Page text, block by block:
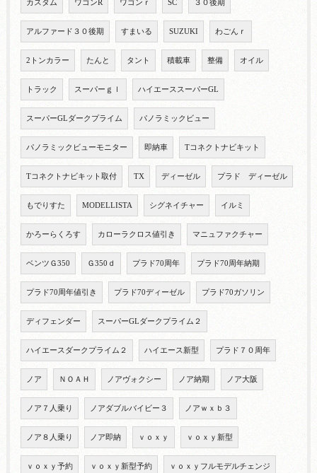
カスタム ワゴンR ワゴンｒ SC ３０後期
アルファード３０後期 すまいる SUZUKI わごんｒ
2トンカラー たんと タント 積載車 整備 オイル
トラック スーパーｇｌ ハイエーススーパーGL
スーパーGLダークプライム パノラミックビュー
パノラミックビューモニター 即納車 Tコネクトナビキット
Tコネクトナビキット取付 TX ディーゼル プラド ディーゼル
もでりすた MODELLISTA シグネイチャー イルミ
かろーらくろす カローラクロス値引き マニュファクチャー
ベンツＧ350 Ｇ350ｄ プラド70周年 プラド70周年納期
プラド70周年値引き プラド70ディーゼル プラド70ガソリン
ディフェンダー スーパーGLダークプライム２
ハイエースダークプライム２ ハイエース新型 プラド７０周年
ノア ＮＯＡＨ ノアヴォクシー ノア納期 ノア大阪
ノア７人乗り ノアダブルバイビー３ ノアｗｘｂ３
ノア８人乗り ノア即納 ｖｏｘｙ ｖｏｘｙ新型
ｖｏｘｙ予約 ｖｏｘｙ新型予約 ｖｏｘｙフルモデルチェンジ